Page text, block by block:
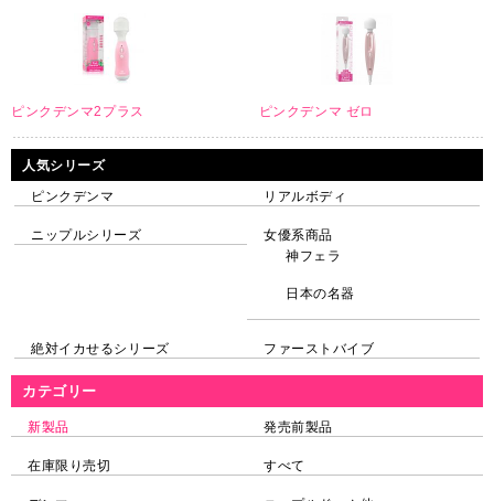
人気シリーズ
ピンクデンマ リアルボディ
ニップルシリーズ
女優系商品
神フェラ
日本の名器
絶対イカせるシリーズ ファーストバイブ
カテゴリー
新製品 発売前製品
在庫限り売切 すべて
ピンクデンマ2プラス ピンクデンマ ゼロ